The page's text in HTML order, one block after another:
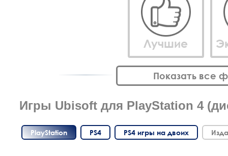
Лучшие
Показать все
Игры Ubisoft для PlayStation 4
PlayStation PS4 PS4 игры на двоих